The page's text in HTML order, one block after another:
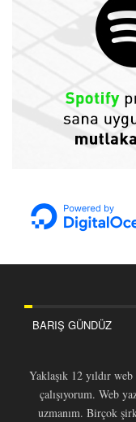
BARIŞ GÜNDÜZ
Yaklaşık 12 yıldır
çalışıyorum. Web
uzmanım. Birçok